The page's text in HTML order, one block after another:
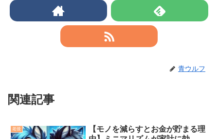
青ウルフ
関連記事
老後
【モノを減らすとお金が貯まる理